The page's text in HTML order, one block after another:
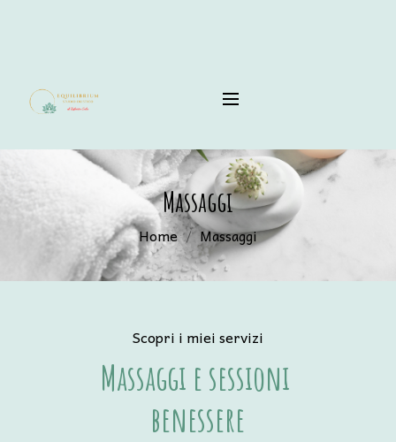
Massaggi
Home Massaggi
Scopri i miei servizi
Massaggi e sessioni
benessere